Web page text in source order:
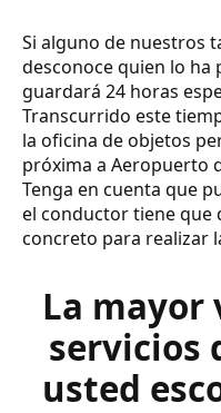
Si alguno de nuestros
desconoce quien lo ha
guardará 24 horas
Transcurrido este
la oficina de objetos
próxima a Aeropuerto
Tenga en cuenta que
el conductor tiene que
concreto para realizar
La mayor
servicios
usted